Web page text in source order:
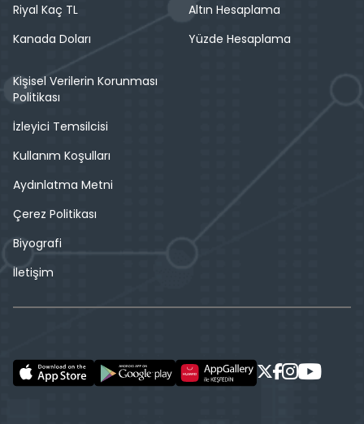
Riyal Kaç TL
Kanada Doları
Altın Hesaplama
Yüzde Hesaplama
Kişisel Verilerin Korunması
Politikası
İzleyici Temsilcisi
Kullanım Koşulları
Aydınlatma Metni
Çerez Politikası
Biyografi
İletişim